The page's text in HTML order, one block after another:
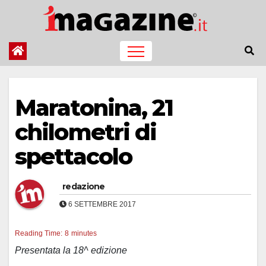
contenuto
Maratonina, 21
chilometri di
spettacolo
redazione
6 SETTEMBRE 2017
Reading Time: 8 minutes
Presentata la 18^ edizione